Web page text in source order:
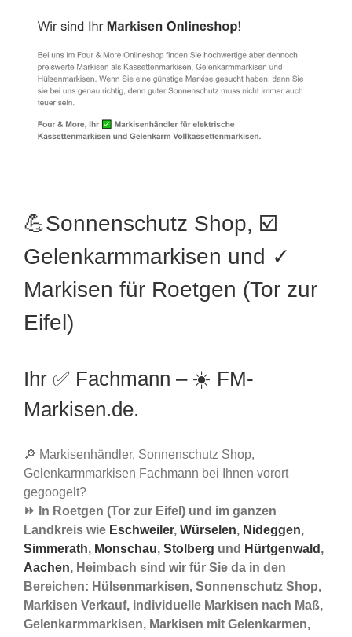
💪Sonnenschutz Shop, ☑️
Gelenkarmmarkisen und ✓
Markisen für Roetgen (Tor zur
Eifel)
Ihr ✅ Fachmann – ☀️ FM-
Markisen.de.
🔎 Markisenhändler, Sonnenschutz Shop,
Gelenkarmmarkisen Fachmann bei Ihnen vorort
gegoogelt?
⏩ In Roetgen (Tor zur Eifel) und im ganzen
Landkreis wie Eschweiler, Würselen, Nideggen,
Simmerath, Monschau, Stolberg und Hürtgenwald ,
Aachen, Heimbach sind wir für Sie da in den
Bereichen: Hülsenmarkisen, Sonnenschutz Shop,
Markisen Verkauf, individuelle Markisen nach Maß,
Gelenkarmmarkisen, Markisen mit Gelenkarmen,